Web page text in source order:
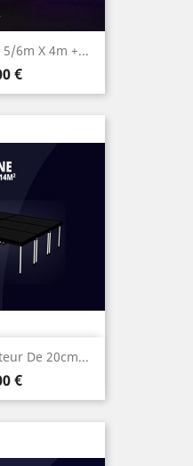
6m X 4m +...
€
De 20cm...
€